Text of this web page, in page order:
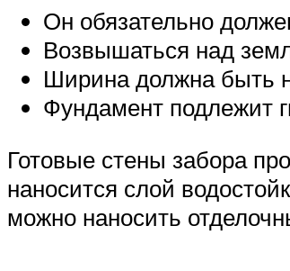
Он обязательно
Возвышаться над
Ширина должна быть
Фундамент подлежит
Готовые стены забора
наносится слой
можно наносить